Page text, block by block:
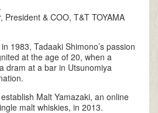
.
President & COO, T&T TOYAMA
1983, Tadaaki Shimono’s passion
at the age of 20, when a
dram at a bar in Utsunomiya
Malt Yamazaki, an online
malt whiskies, in 2013.